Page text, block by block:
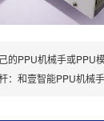
的PPU机械手或PPU模
：和壹智能PPU机械